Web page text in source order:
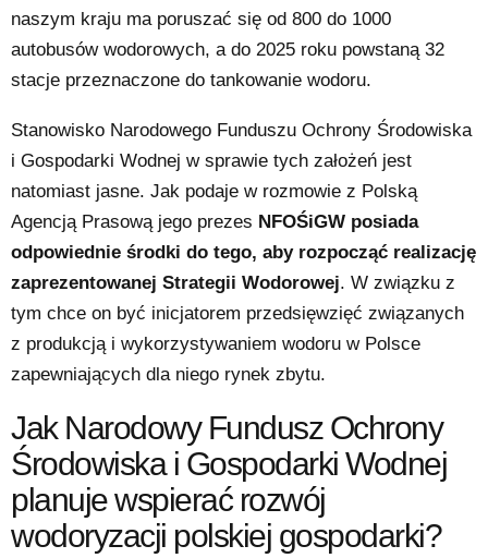
naszym kraju ma poruszać się od 800 do 1000
autobusów wodorowych, a do 2025 roku powstaną 32
stacje przeznaczone do tankowanie wodoru.
Stanowisko Narodowego Funduszu Ochrony Środowiska
i Gospodarki Wodnej w sprawie tych założeń jest
natomiast jasne. Jak podaje w rozmowie z Polską
Agencją Prasową jego prezes NFOŚiGW posiada
odpowiednie środki do tego, aby rozpocząć realizację
zaprezentowanej Strategii Wodorowej. W związku z
tym chce on być inicjatorem przedsięwzięć związanych
z produkcją i wykorzystywaniem wodoru w Polsce
zapewniających dla niego rynek zbytu.
Jak Narodowy Fundusz Ochrony
Środowiska i Gospodarki Wodnej
planuje wspierać rozwój
wodoryzacji polskiej gospodarki?